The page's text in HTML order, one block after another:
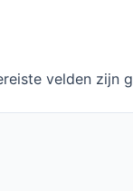
velden zijn